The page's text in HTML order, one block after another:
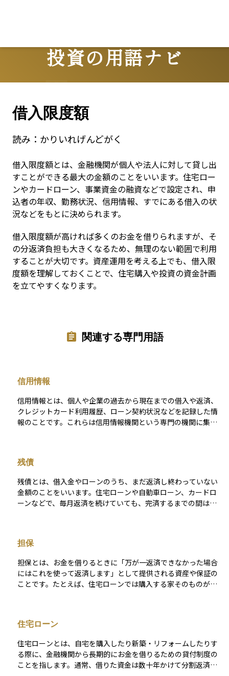
投資の用語ナビ
Terms
借入限度額
読み： かりいれげんどがく
借入限度額とは、金融機関が個人や法人に対して貸し出
すことができる最大の金額のことをいいます。住宅ロー
ンやカードローン、事業資金の融資などで設定され、申
込者の年収、勤務状況、信用情報、すでにある借入の状
況などをもとに決められます。
借入限度額が高ければ多くのお金を借りられますが、そ
の分返済負担も大きくなるため、無理のない範囲で利用
することが大切です。資産運用を考える上でも、借入限
度額を理解しておくことで、住宅購入や投資の資金計画
を立てやすくなります。
関連する専門用語
信用情報
信用情報とは、個人や企業の過去から現在までの借入や返済、
クレジットカード利用履歴、ローン契約状況などを記録した情
報のことです。これらは信用情報機関という専門の機関に集め
ます。資産運用を行ううえでも、信用情報が良好であれば低い
金利で融資を受けられる可能性が高まり、投資計画の選択肢が
広がります。逆に信用情報が傷つくと、資金調達が難しくなり
運用戦略にも影響します。
残債
残債とは、借入金やローンのうち、まだ返済し終わっていない
金額のことをいいます。住宅ローンや自動車ローン、カードロ
ーンなどで、毎月返済を続けていても、完済するまでの間は残
債の状況によっては新たな借入が難しくなる場合や、返済負担
が生活費や投資資金を圧迫することがあるため注意が必要で
す。
担保
担保とは、お金を借りるときに「万が一返済できなかった場合
にはこれを使って返済します」として提供される資産や保証の
ことです。たとえば、住宅ローンでは購入する家そのものが担
す。担保があることで、貸す側にとってはリスクが下がるた
め、金利も低めに設定される傾向があります。逆に担保がない
貸付（無担保）は、リスクが高いため金利も高めになります。
担保の種類や価値は、投資や融資の安全性を判断するうえでと
ても重要な要素です。
住宅ローン
住宅ローンとは、自宅を購入したり新築・リフォームしたりす
る際に、金融機関から長期的にお金を借りるための貸付制度の
ことを指します。通常、借りた資金は数十年かけて分割返済さ